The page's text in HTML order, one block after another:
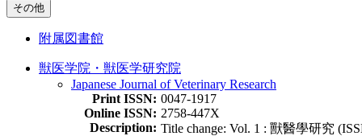
その他
附属図書館
獣医学院・獣医学研究院
Japanese Journal of Veterinary Research
Print ISSN: 0047-1917
Online ISSN: 2758-447X
Description: Title change: Vol. 1 : 獸醫學研究